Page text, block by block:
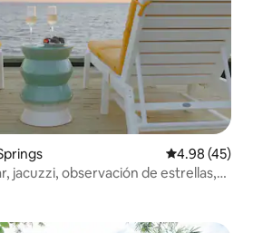
Calificación
4.98 (45)
jacuzzi, observación de estrellas,